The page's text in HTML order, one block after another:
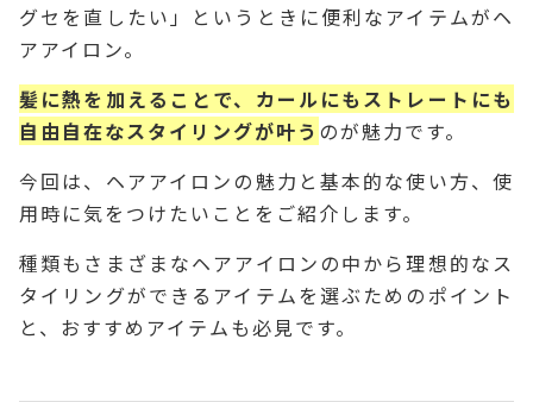
グセを直したい」というときに便利なアイテムがヘ
アアイロン。
髪に熱を加えることで、カールにもストレートにも
自由自在なスタイリングが叶う のが魅力です。
今回は、ヘアアイロンの魅力と基本的な使い方、使
用時に気をつけたいことをご紹介します。
種類もさまざまなヘアアイロンの中から理想的なス
タイリングができるアイテムを選ぶためのポイント
と、おすすめアイテムも必見です。